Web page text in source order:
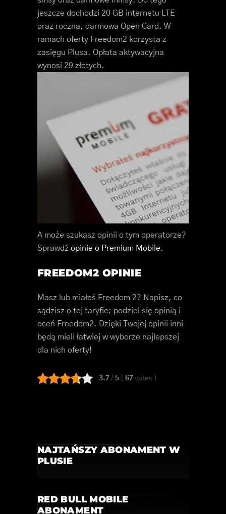
jeszcze dochodzi 20 GB internetu LTE
oraz roczna, darmowa Open Card. W
ramach oferty Freedom2 korzysta z
zasięgu Plusa. Opłata aktywacyjna
wynosi 29 złotych.
A może szukasz opinii o tym operatorze?
Sprawdź opinie o Premium Mobile.
FREEDOM2 OPINIE
Masz lub miałeś Freedom 2? Napisz, co
sądzisz o tej taryfie; podziel się opinią i
oceń Freedom2. Dzięki Twojej opinii inni
będą mieli łatwiej w wyborze najlepszej
dla nich oferty!
3.7 / 5 ( 67 votes )
NAJTAŃSZY ABONAMENT W
PLUSIE
RED BULL MOBILE
ABONAMENT